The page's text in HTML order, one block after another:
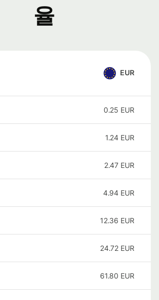
율
EUR
0.25 EUR
1.24 EUR
2.47 EUR
4.94 EUR
12.36 EUR
24.72 EUR
61.80 EUR